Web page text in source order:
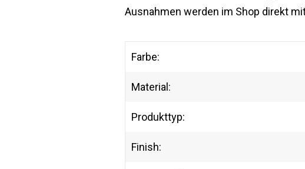
Ausnahmen werden im Shop direkt
Farbe:
Material:
Produkttyp:
Finish: